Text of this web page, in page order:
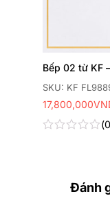
SKU: KF
Bếp 02 từ KF
0
17,800,000
Đánh